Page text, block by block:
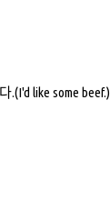
like some beef.)